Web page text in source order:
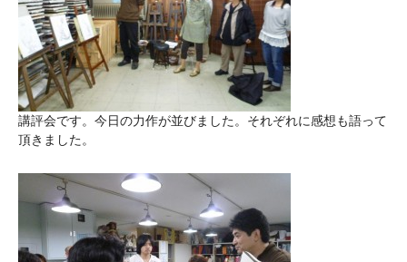
講評会です。今日の力作が並びました。それぞれに感想も語って
頂きました。